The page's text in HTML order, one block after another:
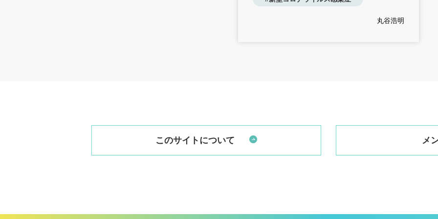
丸谷浩明
このサイトについて メ